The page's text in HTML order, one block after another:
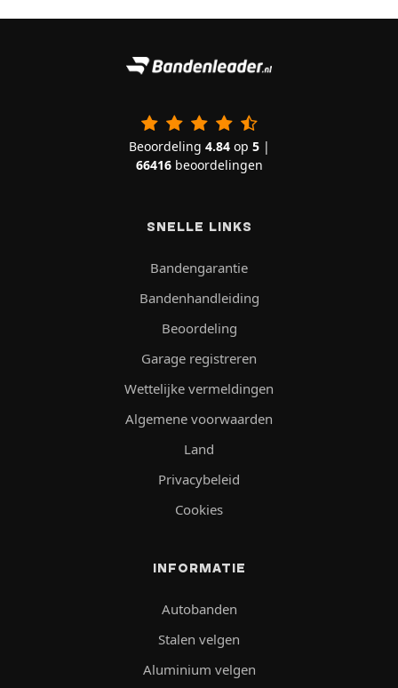
Beoordeling 4.84op 5|
66416beoordelingen
SNELLE LINKS
Bandengarantie
Bandenhandleiding
Beoordeling
Garage registreren
Wettelijke vermeldingen
Algemene voorwaarden
Land
Privacybeleid
Cookies
INFORMATIE
Autobanden
Stalen velgen
Aluminium velgen